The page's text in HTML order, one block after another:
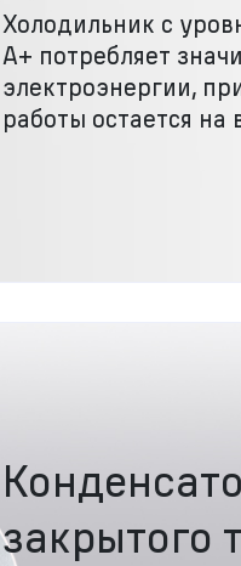
Холодильник с
А+ потребляет
электроэнергии,
работы остается
закрытого